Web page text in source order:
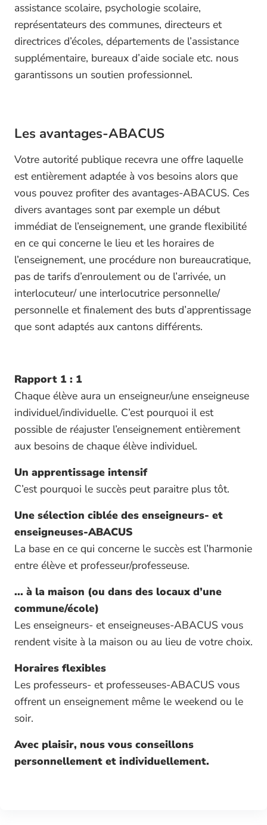
assistance scolaire, psychologie scolaire,
représentateurs des communes, directeurs et
directrices d’écoles, départements de l’assistance
supplémentaire, bureaux d’aide sociale etc. nous
garantissons un soutien professionnel.
Les avantages-ABACUS
Votre autorité publique recevra une offre laquelle
est entièrement adaptée à vos besoins alors que
vous pouvez profiter des avantages-ABACUS. Ces
divers avantages sont par exemple un début
immédiat de l’enseignement, une grande flexibilité
en ce qui concerne le lieu et les horaires de
l’enseignement, une procédure non bureaucratique,
pas de tarifs d’enroulement ou de l’arrivée, un
interlocuteur/ une interlocutrice personnelle/
personnelle et finalement des buts d’apprentissage
que sont adaptés aux cantons différents.
Rapport 1 : 1
Chaque élève aura un enseigneur/une enseigneuse
individuel/individuelle. C’est pourquoi il est
possible de réajuster l’enseignement entièrement
aux besoins de chaque élève individuel.
Un apprentissage intensif
C’est pourquoi le succès peut paraitre plus tôt.
Une sélection ciblée des enseigneurs- et
enseigneuses-ABACUS
La base en ce qui concerne le succès est l’harmonie
entre élève et professeur/professeuse.
... à la maison (ou dans des locaux d’une
commune/école)
Les enseigneurs- et enseigneuses-ABACUS vous
rendent visite à la maison ou au lieu de votre choix.
Horaires flexibles
Les professeurs- et professeuses-ABACUS vous
offrent un enseignement même le weekend ou le
soir.
Avec plaisir, nous vous conseillons
personnellement et individuellement.